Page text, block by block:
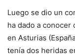
Luego se dio un
ha dado a conocer
en Asturias
tenía dos heridas